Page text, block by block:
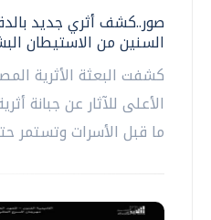
صور..كشف أثري جديد
السنين من الاستيطان
كشفت البعثة الأثرية
الأعلى للآثار عن جبانة
ما قبل الأسرات وتستمر